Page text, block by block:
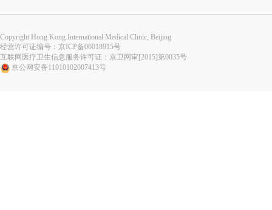
Copyright Hong Kong International Medical Clinic, Beijing
经营许可证编号： 京ICP备06018915号
互联网医疗卫生信息服务许可证：京卫网审[2015]第0035号
京公网安备11010102007413号